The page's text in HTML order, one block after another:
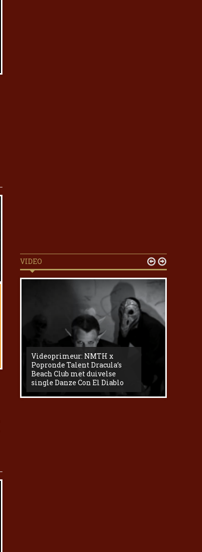
VIDEO
Videoprimeur: NMTH x
Popronde Talent Dracula’s
Beach Club met duivelse
single Danze Con El Diablo
 